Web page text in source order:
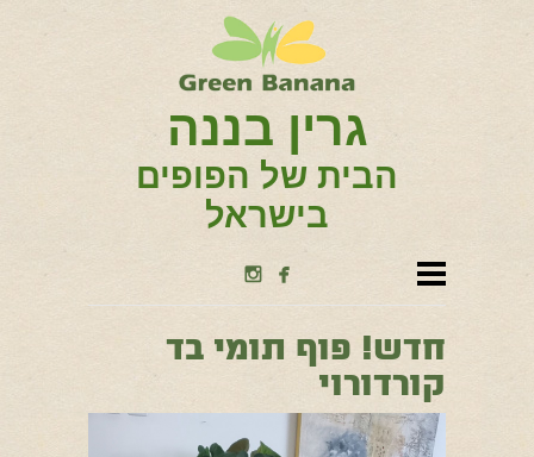
גרין בננה
הבית של הפופים
בישראל


חדש! פוף תומי בד
קורדורוי